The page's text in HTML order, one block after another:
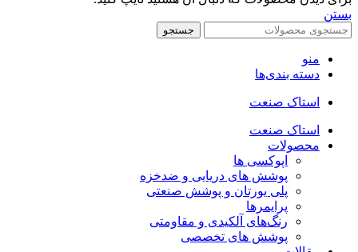
بستن
جستجو
منو
دسته بندی‌ها
استاک صنعت
استاک صنعت
محصولات
اپوکسی ها
پوشش های دریایی و ضدخزه
پلی یورتان و پوشش صنعتی
پرایمرها
رنگ‌های آلکیدی و مقاومتی
پوشش های تخصصی